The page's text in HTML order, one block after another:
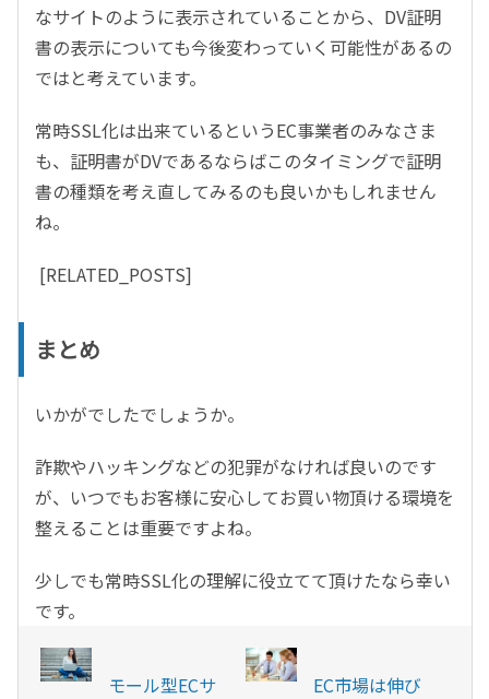
なサイトのように表示されていることから、DV証明
書の表示についても今後変わっていく可能性があるの
ではと考えています。
常時SSL化は出来ているというEC事業者のみなさま
も、証明書がDVであるならばこのタイミングで証明
書の種類を考え直してみるのも良いかもしれません
ね。
[RELATED_POSTS]
まとめ
いかがでしたでしょうか。
詐欺やハッキングなどの犯罪がなければ良いのです
が、いつでもお客様に安心してお買い物頂ける環境を
整えることは重要ですよね。
少しでも常時SSL化の理解に役立てて頂けたなら幸い
です。
モール型ECサ
EC市場は伸び